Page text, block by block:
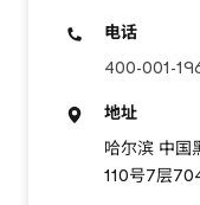
电话
400-001-
地址
哈尔滨 中国
110号7层